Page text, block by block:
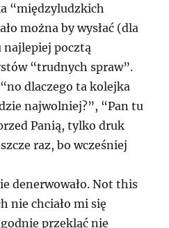
“międzyludzkich
można by wysłać (dla
najlepiej pocztą
“trudnych spraw”.
dlaczego ta kolejka
najwolniej?”, “Pan tu
Panią, tylko druk
raz, bo wcześniej
denerwowało. Not this
nie chciało mi się
przekląć nie